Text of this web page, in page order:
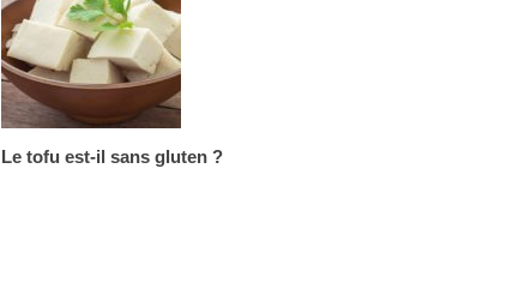
Le tofu est-il sans gluten ?